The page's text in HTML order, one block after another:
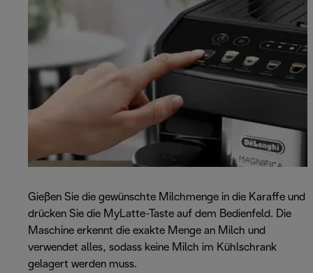
Gießen Sie die gewünschte Milchmenge in die Karaffe und
drücken Sie die MyLatte-Taste auf dem Bedienfeld. Die
Maschine erkennt die exakte Menge an Milch und
verwendet alles, sodass keine Milch im Kühlschrank
gelagert werden muss.